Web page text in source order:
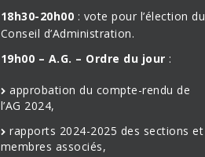
18h30-20h00 : vote pour l’élection du
Conseil d’Administration.
19h00 – A.G. – Ordre du jour :
approbation du compte-rendu de
l’AG 2024,
rapports 2024-2025 des sections et
membres associés,